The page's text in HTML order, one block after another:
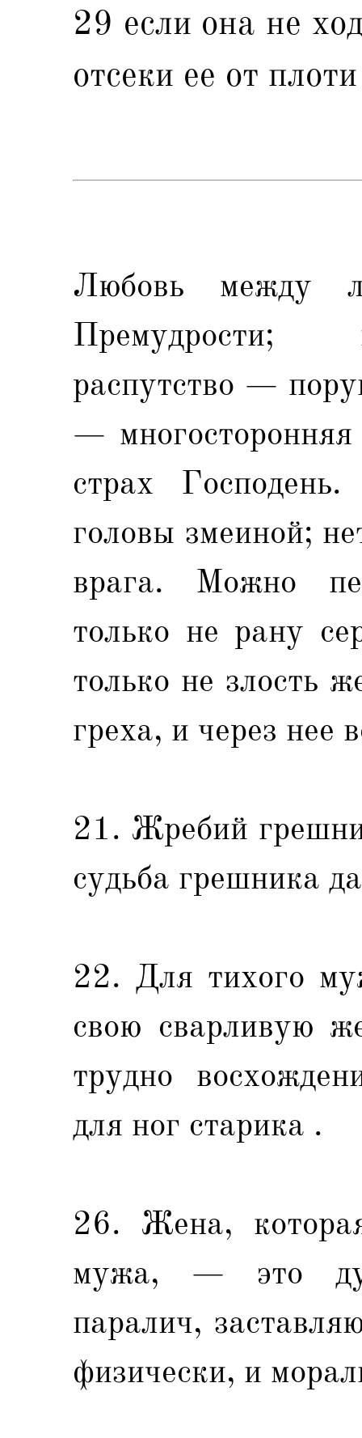
29 если она не
отсеки ее от
Любовь между
Премудрости;
распутство —
—
страх
головы змеиной;
врага. Можно
только не рану
только не злость
греха, и через нее
21. Жребий
судьба грешника
22. Для тихого
свою сварливую
трудно
для ног старика .
26. Жена,
мужа, — это
паралич,
физически, и